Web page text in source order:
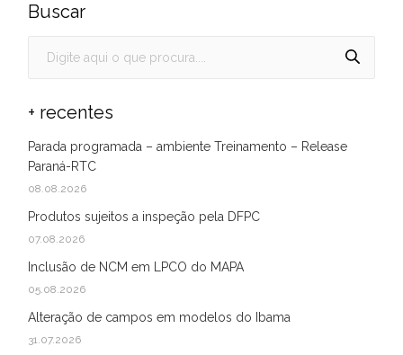
Buscar
+ recentes
Parada programada – ambiente Treinamento – Release
Paraná-RTC
08.08.2026
Produtos sujeitos a inspeção pela DFPC
07.08.2026
Inclusão de NCM em LPCO do MAPA
05.08.2026
Alteração de campos em modelos do Ibama
31.07.2026